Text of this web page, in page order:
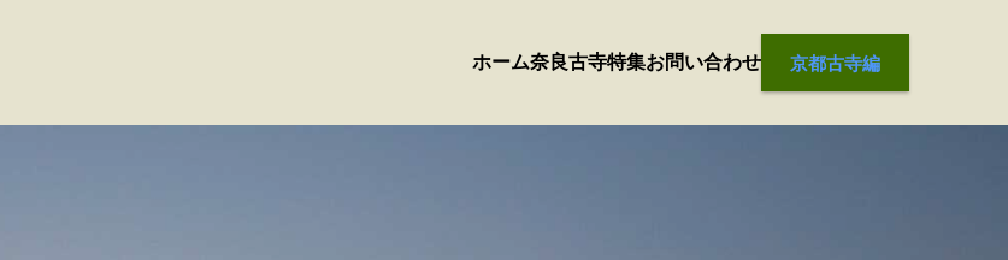
ホーム奈良古寺特集お問い合わせ 京都古寺編